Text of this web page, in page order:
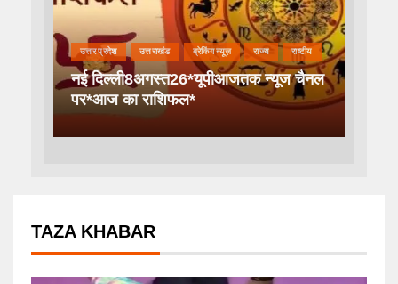
उत्तर प्रदेश उत्तराखंड ब्रेकिंग न्यूज़ राज्य राष्टीय
नई दिल्ली8अगस्त26*यूपीआजतक न्यूज चैनल
पर*आज का राशिफल*
TAZA KHABAR